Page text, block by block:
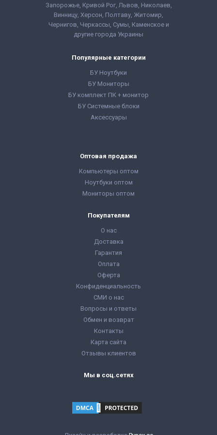
up to 4.00 GHz
Поколение
Процессора: Intel Core
i7 - 8gen
Форм-фактор: USFF
монитор, кабели
клавиатура, мышь,
расходная накладная
up to 4.00 GHz
Поколение
Процессора: Intel Core
i5 - 8gen
Форм-фактор:
монитор, кабели
подключения,
клавиатура, мышь,
гарантийный талон,
расходная накладная
Запорожье, Кривой Рог, Львов, Николаев,
Винницу, Херсон, Полтаву, Житомир,
Чернигов, Черкассы, Сумы, Каменское и
другие города Украины
Популярные категории
БУ Ноутбуки
БУ Мониторы
БУ комплект ПК + монитор
БУ Системные блоки
Аксессуары
Оптовая продажа
Компьютеры оптом
Ноутбуки оптом
Мониторы оптом
Покупателям
О нас
Доставка
Гарантия
Оплата
Оферта
Конфиденциальность
СМИ о нас
Вопросы и ответы
Обмен и возврат
Контакты
Карта сайта
Отзывы клиентов
Мы в соц.сетях